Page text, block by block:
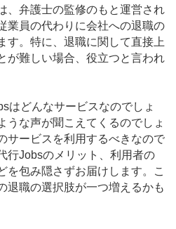
、弁護士の監修のもと運営され
業員の代わりに会社への退職の
す。特に、退職に関して直接上
が難しい場合、役立つと言われ
はどんなサービスなのでしょ
うな声が聞こえてくるのでしょ
サービスを利用するべきなので
行Jobsのメリット、利用者の
を包み隠さずお届けします。こ
退職の選択肢が一つ増えるかも